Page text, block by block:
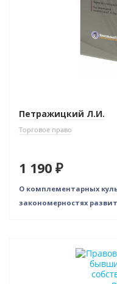
Петражицкий Л.И.
Торговое право
1 190 ₽
О комплементарных
закономерностях